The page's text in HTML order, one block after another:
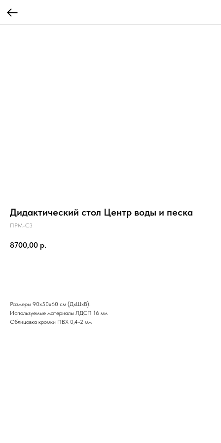
Дидактический стол Центр воды и песка
ПРМ-С3
8700,00 р.
Размеры 90х50х60 см (ДхШхВ).
Используемые материалы ЛДСП 16 мм
Облицовка кромки ПВХ 0,4-2 мм